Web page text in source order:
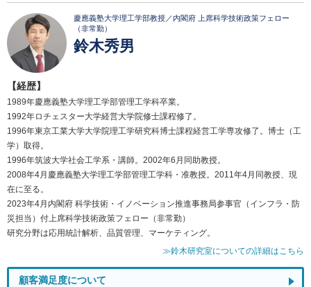
慶應義塾大学理工学部教授／内閣府 上席科学技術政策フェロー
（非常勤）
鈴木秀男
【経歴】
1989年慶應義塾大学理工学部管理工学科卒業。
1992年ロチェスター大学経営大学院修士課程修了。
1996年東京工業大学大学院理工学研究科博士課程経営工学専攻修了。博士（工
学）取得。
1996年筑波大学社会工学系・講師。2002年6月同助教授。
2008年4月慶應義塾大学理工学部管理工学科・准教授。2011年4月同教授、現
在に至る。
2023年4月内閣府 科学技術・イノベーション推進事務局参事官（インフラ・防
災担当）付上席科学技術政策フェロー（非常勤）
研究分野は応用統計解析、品質管理、マーケティング。
≫鈴木研究室についての詳細はこちら
顧客満足度について